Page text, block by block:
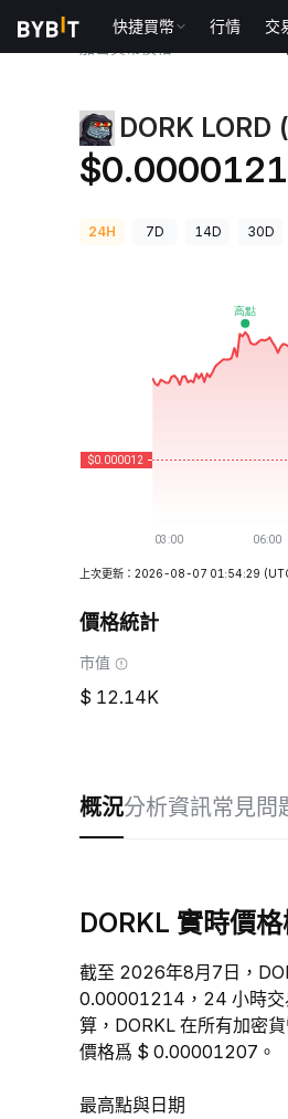
快捷買幣 行情 交
DORK LORD
24H 7D 14D 30D
上次更新：2026-08-07 01:54:29
價格統計
市值
12.14K
概況分析資訊常見問
DORKL 實時價
截至 2026年8月7日，
0.00001214，24 小時交
算，DORKL 在所有加密
價格爲 $ 0.00001207。
最高點與日期